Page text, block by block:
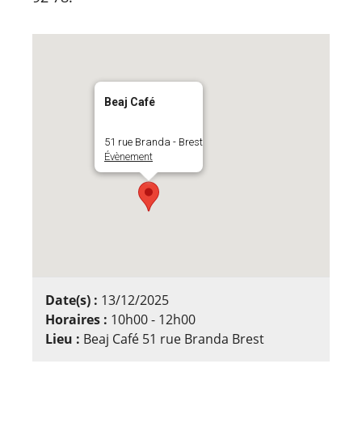
Beaj Café
51 rue Branda - Brest
Évènement
Date(s) : 13/12/2025
Horaires : 10h00 - 12h00
Lieu : Beaj Café 51 rue Branda Brest